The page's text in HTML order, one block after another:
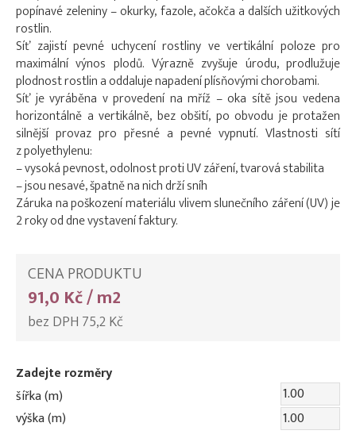
popínavé zeleniny – okurky, fazole, ačokča a dalších užitkových
rostlin.
Síť zajistí pevné uchycení rostliny ve vertikální poloze pro
maximální výnos plodů. Výrazně zvyšuje úrodu, prodlužuje
plodnost rostlin a oddaluje napadení plísňovými chorobami.
Síť je vyráběna v provedení na mříž – oka sítě jsou vedena
horizontálně a vertikálně, bez obšití, po obvodu je protažen
silnější provaz pro přesné a pevné vypnutí. Vlastnosti sítí
z polyethylenu:
– vysoká pevnost, odolnost proti UV záření, tvarová stabilita
– jsou nesavé, špatně na nich drží sníh
Záruka na poškození materiálu vlivem slunečního záření (UV) je
2 roky od dne vystavení faktury.
CENA PRODUKTU
91,0 Kč / m2
bez DPH 75,2 Kč
Zadejte rozměry
šířka (m)
výška (m)